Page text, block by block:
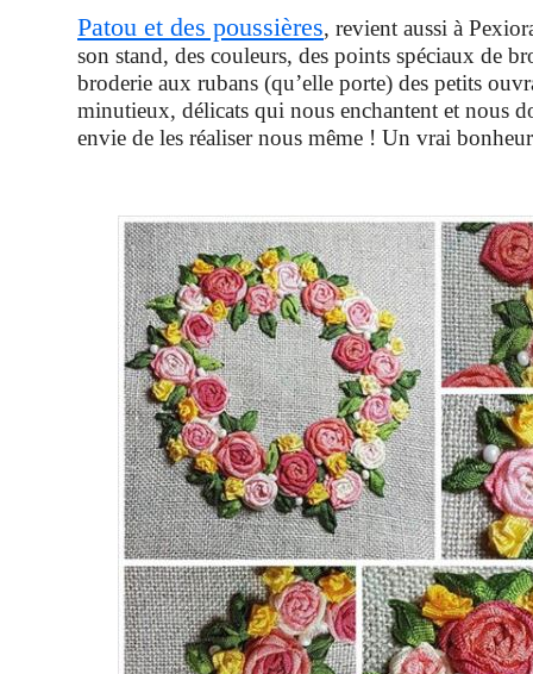
Patou et des poussières, revient aussi à
son stand, des couleurs, des points spéciaux de
broderie aux rubans (qu’elle porte) des petits
minutieux, délicats qui nous enchantent et nous
envie de les réaliser nous même ! Un vrai